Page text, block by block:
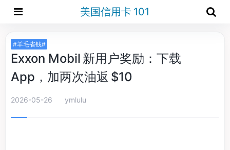
美国信用卡 101
#羊毛省钱#
Exxon Mobil 新用户奖励：下载
App，加两次油返 $10
2026-05-26 ymlulu